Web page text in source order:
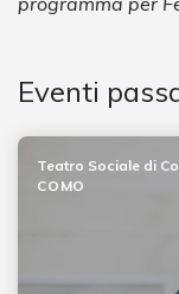
Eventi
Teatro Sociale di
COMO